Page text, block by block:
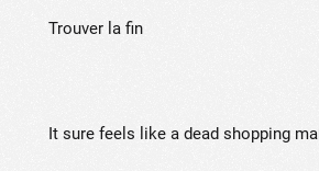
Trouver la fin
It sure feels like a dead shopping mall